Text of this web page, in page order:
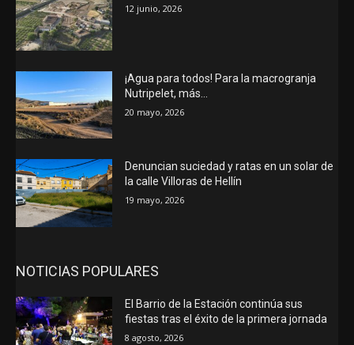
12 junio, 2026
¡Agua para todos! Para la macrogranja
Nutripelet, más…
20 mayo, 2026
Denuncian suciedad y ratas en un solar de
la calle Villoras de Hellín
19 mayo, 2026
NOTICIAS POPULARES
El Barrio de la Estación continúa sus
fiestas tras el éxito de la primera jornada
8 agosto, 2026